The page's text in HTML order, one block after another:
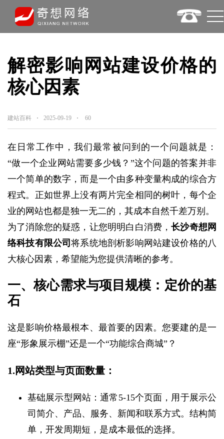
解密影响网站建设价格的
核心因素
建站百科 2025-09-19 60
在日常工作中，我们最常被问到的一个问题就是：
“做一个企业网站需要多少钱？”这个问题的答案并非
一个简单的数字，而是一个由多种变量构成的综合方
程式。正如世界上没有两片完全相同的树叶，每个企
业的网站也都是独一无二的，其成本自然千差万别。
为了消除您的疑惑，让您明明白白消费，长沙奇想网
络科技有限公司将系统地剖析影响网站建设价格的八
大核心因素，希望能为您提供清晰的参考。
一、核心需求与项目规模：定价的基
石
这是影响价格最根本、最首要的因素。您要建的是一
座“形象展示棚”还是一个“功能综合商城”？
1.网站类型与页面数量：
基础展示型网站：通常5-15个页面，用于展示公
司简介、产品、服务、新闻和联系方式。结构简
单，开发周期短，是成本最低的选择。